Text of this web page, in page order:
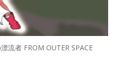
流者 FROM OUTER SPACE